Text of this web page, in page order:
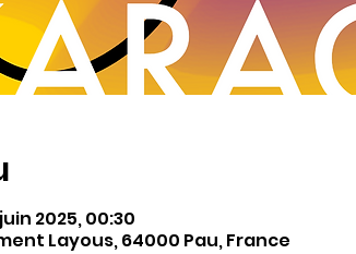
2025, 00:30
Layous, 64000 Pau, France